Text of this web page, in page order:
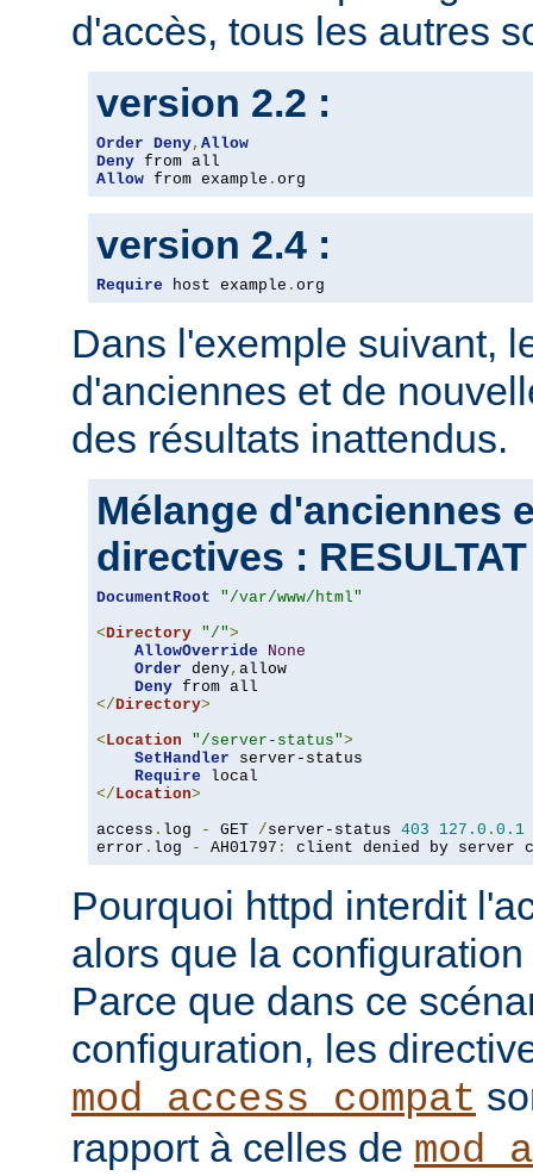
d'accès, tous les autres
version 2.2 :
Order Deny, Allow
Deny
Allow from example . org
version 2.4 :
Require host example . org
Dans l'exemple suivant,
d'anciennes et de
des résultats inattendus.
Mélange d'anciennes
directives :
DocumentRoot
"/var/www/html"
<Directory "/">
AllowOverride
None
Order deny, allow
Deny
</Directory>
<Location "/server-status">
SetHandler server-status
Require
</Location>
access . log - GET /server-status 403 127.0 . 0.1
error . log - AH01797 : client denied by server
Pourquoi httpd interdit
alors que la
Parce que dans ce
configuration, les
mod_access_compat
rapport à celles de